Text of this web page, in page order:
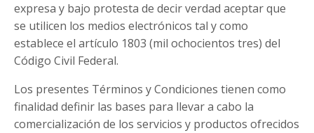
expresa y bajo protesta de decir verdad aceptar que
se utilicen los medios electrónicos tal y como
establece el artículo 1803 (mil ochocientos tres) del
Código Civil Federal.
Los presentes Términos y Condiciones tienen como
finalidad definir las bases para llevar a cabo la
comercialización de los servicios y productos ofrecidos